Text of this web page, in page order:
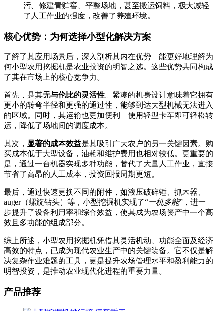
污、修建青贮窖、平整场地，甚至搬运饲料，极大减轻
了人工作业的强度，改善了养殖环境。
核心优势：为何选择小型化解决方案
了解了其应用场景后，深入剖析其内在优势，能更好地理解为
何小型农用挖掘机是农业投资的明智之选。这些优势共同构成
了其在市场上的核心竞争力。
首先，是其无与伦比的灵活性。紧凑的机身设计意味着它拥有
更小的转弯半径和更强的通过性，能够到达大型机械无法进入
的区域。同时，其运输也更加便利，使用轻型卡车即可轻松转
运，降低了场地间的调度成本。
其次， 显著的成本效益是其吸引广大农户的另一关键因素。购
买成本低于大型设备，油耗和维护费用也相对较低。更重要的
是，通过一台机器实现多种功能，替代了大量人工作业，直接
节省了高昂的人工成本，投资回报周期更短。
最后，通过快速更换不同的附件，如液压破碎锤、抓木器、
auger（螺旋钻头）等，小型挖掘机实现了“一机多能”，进一
步提升了设备利用率和综合效益，使其成为农场资产中一个高
效且多功能的组成部分。
综上所述，小型农用挖掘机凭借其灵活机动、功能全面及经济
高效的特点，已成为现代农业生产中的关键装备。它不仅是解
决复杂作业难题的工具，更是提升农场管理水平和盈利能力的
明智投资，是推动农业现代化进程的重要力量。
产品推荐